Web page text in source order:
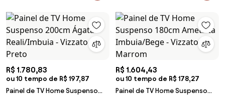
R$ 1.780,83
ou 10 tempo de R$ 197,87
Painel de TV Home Suspenso
R$ 1.604,43
ou 10 tempo de R$ 178,27
Painel de TV Home Suspenso